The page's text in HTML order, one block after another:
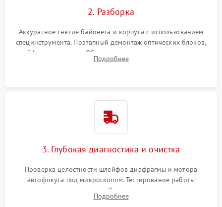
2. Разборка
Аккуратное снятие байонета и корпуса с использованием
специнструмента. Поэтапный демонтаж оптических блоков,
шлейфов и приводов. Обязательная маркировка положения
линзовых групп для сохранения заводской центровки при
Подробнее
3. Глубокая диагностика и очистка
Проверка целостности шлейфов диафрагмы и мотора
автофокуса под микроскопом. Тестирование работы
электромагнитного привода. Очистка оптических элементов
от пыли, следов влаги и грибка спецрастворами без
Подробнее